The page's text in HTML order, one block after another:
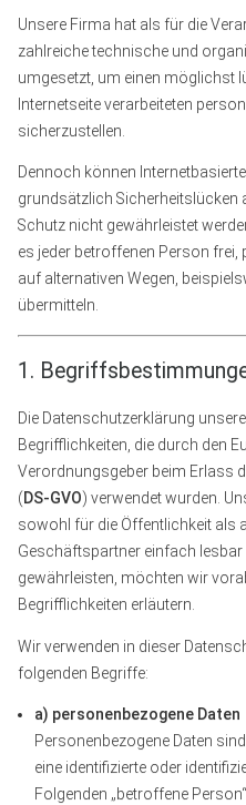
Unsere Firma hat als für die
zahlreiche technische und
umgesetzt, um einen möglichst
Internetseite verarbeiteten
sicherzustellen.
Dennoch können
grundsätzlich
Schutz nicht gewährleistet
es jeder betroffenen Person
auf alternativen Wegen,
übermitteln.
1.
Die Datenschutzerklärung
Begrifflichkeiten, die durch den
Verordnungsgeber beim Erlass
(DS-GVO) verwendet wurden.
sowohl für die Öffentlichkeit als
Geschäftspartner einfach
gewährleisten, möchten wir
Begrifflichkeiten erläutern.
Wir verwenden in dieser
folgenden Begriffe:
a) personenbezogene Daten
Personenbezogene Daten
eine identifizierte oder
Folgenden „betroffene